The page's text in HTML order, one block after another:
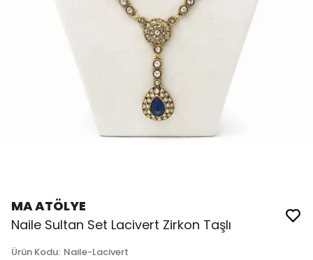
MA ATÖLYE
Naile Sultan Set Lacivert Zirkon Taşlı
Ürün Kodu: Naile-Lacivert